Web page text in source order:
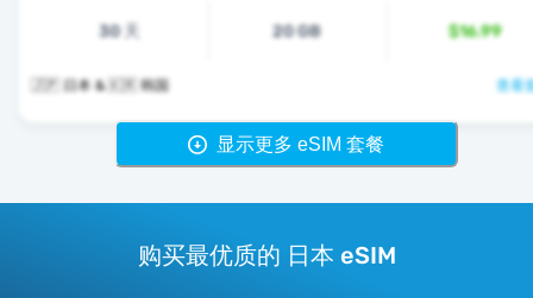
30 天 20 GB $16.99
🇯🇵 日本 & 🇰🇷 韩国 查看
显示更多 eSIM 套餐
购买最优质的 日本 eSIM